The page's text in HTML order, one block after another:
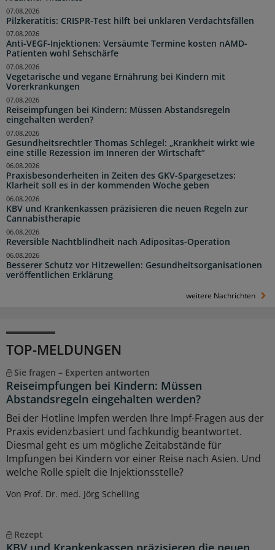
Pilzkeratitis: CRISPR-Test hilft bei unklaren Verdachtsfällen
07.08.2026
Anti-VEGF-Injektionen: Versäumte Termine kosten nAMD-
Patienten wohl Sehschärfe
07.08.2026
Vegetarische und vegane Ernährung bei Kindern mit
Vorerkrankungen
07.08.2026
Reiseimpfungen bei Kindern: Müssen Abstandsregeln
eingehalten werden?
07.08.2026
Gesundheitsrechtler Thomas Schlegel: „Krankheit wirkt wie
eine stille Rezession im Inneren der Wirtschaft“
07.08.2026
Praxisbesonderheiten in Zeiten des GKV-Spargesetzes:
Klarheit soll es in der kommenden Woche geben
06.08.2026
KBV und Krankenkassen präzisieren die neuen Regeln zur
Cannabistherapie
06.08.2026
Reversible Nachtblindheit nach Adipositas-Operation
06.08.2026
Besserer Schutz vor Hitzewellen: Gesundheitsorganisationen
veröffentlichen Erklärung
06.08.2026
weitere Nachrichten
TOP-MELDUNGEN
Sie fragen – Experten antworten
Reiseimpfungen bei Kindern: Müssen
Abstandsregeln eingehalten werden?
Bei der Hotline Impfen werden Ihre Impf-Fragen aus der
Praxis evidenzbasiert und fachkundig beantwortet.
Diesmal geht es um mögliche Zeitabstände für
Impfungen bei Kindern vor einer Reise nach Asien. Und
welche Rolle spielt die Injektionsstelle?
Von Prof. Dr. med. Jörg Schelling
Rezept